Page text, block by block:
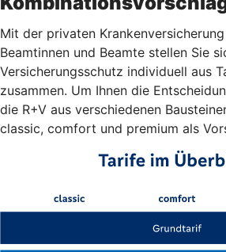
Mit der privaten
Beamtinnen und Beamte stellen Sie
Versicherungsschutz individuell aus
zusammen. Um Ihnen die
die R+V aus verschiedenen
classic, comfort und premium als